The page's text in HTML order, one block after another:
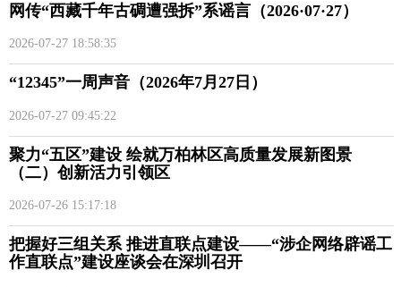
网传“西藏千年古碉遭强拆”系谣言（2026·07·27）
2026-07-27 18:58:35
“12345”一周声音（2026年7月27日）
2026-07-27 09:45:22
聚力“五区”建设 绘就万柏林区高质量发展新图景
（二）创新活力引领区
2026-07-26 15:17:18
把握好三组关系 推进直联点建设——“涉企网络辟谣工
作直联点”建设座谈会在深圳召开